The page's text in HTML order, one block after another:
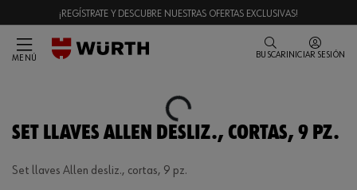
¡REGÍSTRATE Y DESCUBRE NUESTRAS OFERTAS EXCLUSIVAS!
MENÚ BUSCAR INICIAR SESIÓN
Loading...
SET LLAVES ALLEN DESLIZ., CORTAS, 9 PZ.
Set llaves Allen desliz., cortas, 9 pz.